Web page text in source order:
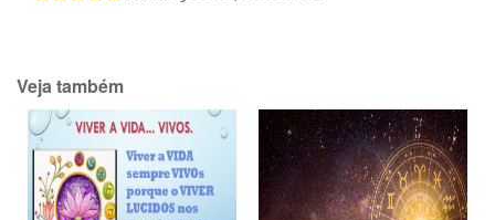
Veja também